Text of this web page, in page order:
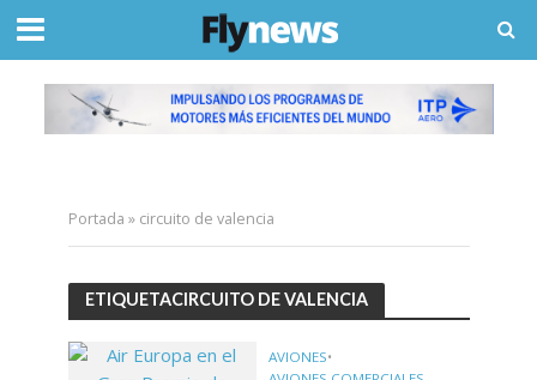
Portada » circuito de valencia
ETIQUETACIRCUITO DE VALENCIA
AVIONES•